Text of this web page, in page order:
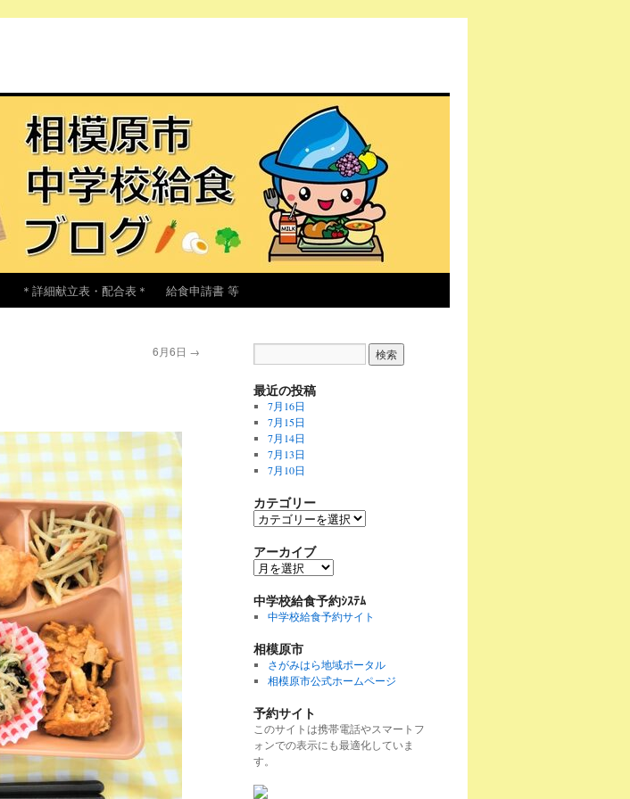
＊詳細献立表・配合表＊ 給食申請書 等
6月6日 →
最近の投稿
7月16日
7月15日
7月14日
7月13日
7月10日
カテゴリー
カ
ゴ
リ
アーカイブ
ア
カ
イ
中学校給食予約ｼｽﾃﾑ
中学校給食予約サイト
相模原市
さがみはら地域ポータル
相模原市公式ホームページ
予約サイト
このサイトは携帯電話やスマートフ
ォンでの表示にも最適化していま
す。